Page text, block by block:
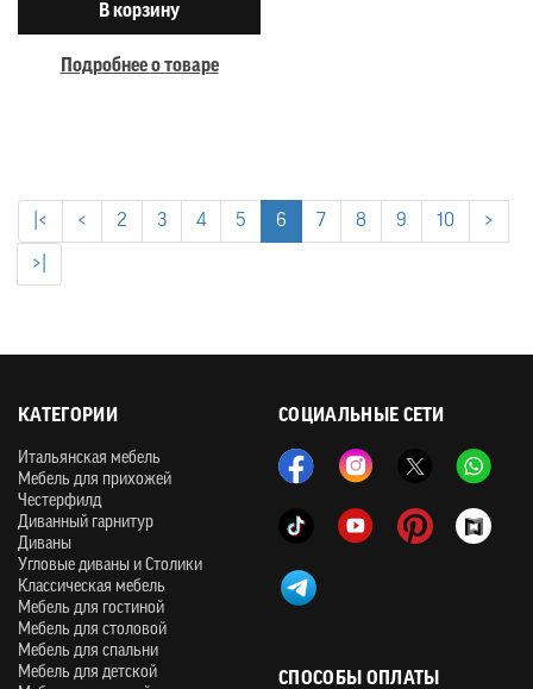
В корзину
Подробнее о товаре
|< < 2 3 4 5 6 7 8 9 10 >
>|
СОЦИАЛЬНЫЕ СЕТИ
КАТЕГОРИИ
Итальянская мебель
Мебель для прихожей
Честерфилд
Диванный гарнитур
Диваны
Угловые диваны и Столики
Классическая мебель
Мебель для гостиной
Мебель для столовой
Мебель для спальни
Мебель для детской
СПОСОБЫ ОПЛАТЫ